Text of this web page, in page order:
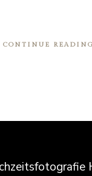
CONTINUE